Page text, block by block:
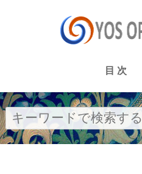
目次